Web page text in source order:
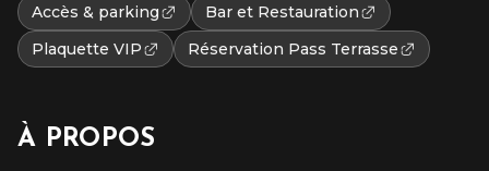
Accès & parking
Bar et Restauration
Plaquette VIP
Réservation Pass Terrasse
À PROPOS